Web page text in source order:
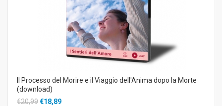
Il Processo del Morire e il Viaggio dell'Anima dopo la Morte
(download)
€20,99€18,89